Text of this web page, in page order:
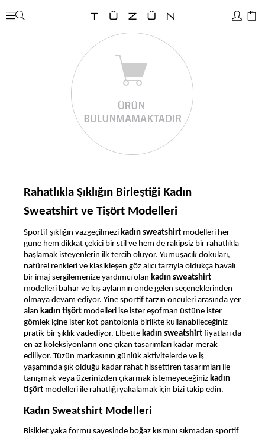
Rahatlıkla Şıklığın Birleştiği Kadın
Sweatshirt ve Tişört Modelleri
Sportif şıklığın vazgeçilmezi kadın sweatshirt modelleri her
güne hem dikkat çekici bir stil ve hem de rakipsiz bir rahatlıkla
başlamak isteyenlerin ilk tercih oluyor. Yumuşacık dokuları,
natürel renkleri ve klasikleşen göz alıcı tarzıyla oldukça havalı
bir imaj sergilemenize yardımcı olan kadın sweatshirt
modelleri bahar ve kış aylarının önde gelen seçeneklerinden
olmaya devam ediyor. Yine sportif tarzın öncüleri arasında yer
alan kadın tişört modelleri ise ister eşofman üstüne ister
gömlek içine ister kot pantolonla birlikte kullanabileceğiniz
pratik bir şıklık vadediyor. Elbette kadın sweatshirt fiyatları da
en az koleksiyonların öne çıkan tasarımları kadar merak
ediliyor. Tüzün markasının günlük aktivitelerde ve iş
yaşamında şık olduğu kadar rahat hissettiren tasarımları ile
tanışmak veya üzerinizden çıkarmak istemeyeceğiniz kadın
tişört modelleri ile rahatlığı yakalamak için bizi takip edin.
Kadın Sweatshirt Modelleri
Bisiklet yaka formu sayesinde boğaz kısmını sıkmadan sportif